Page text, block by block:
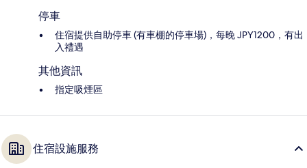
停車
住宿提供自助停車 (有車棚的停車場)，每晚 JPY1200，有出
入禮遇
其他資訊
指定吸煙區
住宿設施服務